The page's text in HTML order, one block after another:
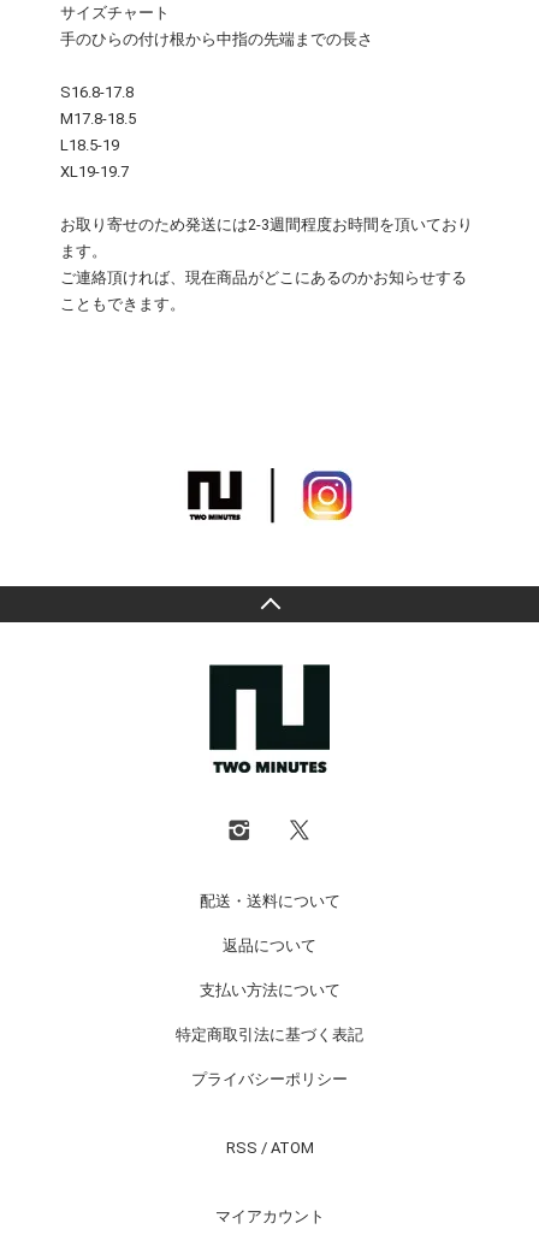
サイズチャート
手のひらの付け根から中指の先端までの長さ
S16.8-17.8
M17.8-18.5
L18.5-19
XL19-19.7
お取り寄せのため発送には2-3週間程度お時間を頂いており
ます。
ご連絡頂ければ、現在商品がどこにあるのかお知らせする
こともできます。
配送・送料について
返品について
支払い方法について
特定商取引法に基づく表記
プライバシーポリシー
RSS / ATOM
マイアカウント